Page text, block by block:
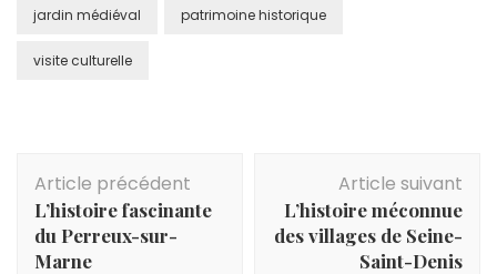
jardin médiéval patrimoine historique
visite culturelle
Navigation
d'article
Article précédent
L’histoire fascinante
du Perreux-sur-
Marne
Article suivant
L’histoire méconnue
des villages de Seine-
Saint-Denis